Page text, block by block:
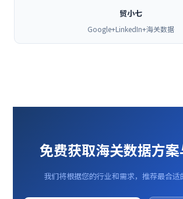
贸小七
Google+LinkedIn+海关数据
免费获取海关数据方
我们将根据您的行业和需求，推荐最合适